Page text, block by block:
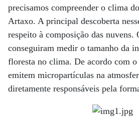
precisamos compreender o clima
Artaxo. A principal descoberta
respeito à composição das nuvens.
conseguiram medir o tamanho da
floresta no clima. De acordo com o
emitem micropartículas na
diretamente responsáveis pela